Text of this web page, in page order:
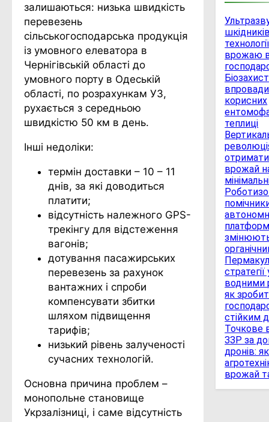
залишаються: низька швидкість
перевезень
сільськогосподарська продукція
із умовного елеватора в
Чернігівській області до
умовного порту в Одеській
області, по розрахункам УЗ,
рухається з середньою
швидкістю 50 км в день.
Інші недоліки:
термін доставки – 10 – 11
днів, за які доводиться
платити;
відсутність належного GPS-
трекінгу для відстеження
вагонів;
дотування пасажирських
перевезень за рахунок
вантажних і спроби
компенсувати збитки
шляхом підвищення
тарифів;
низький рівень залученості
сучасних технологій.
Основна причина проблем –
монопольне становище
Укрзалізниці, і саме відсутність
врожаю
корисних
теплиці
врожай
водними
як
стійким
Точкове
ЗЗР за
дронів:
врожай